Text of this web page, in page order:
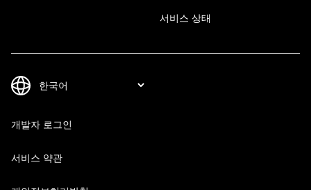
서비스 상태
개발자 로그인
서비스 약관